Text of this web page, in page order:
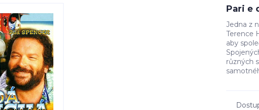
Pari e
Jedna z
Terence
aby
různých